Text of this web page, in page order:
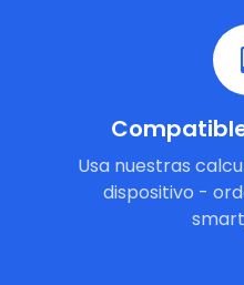
Usa nuestras
dispositivo -